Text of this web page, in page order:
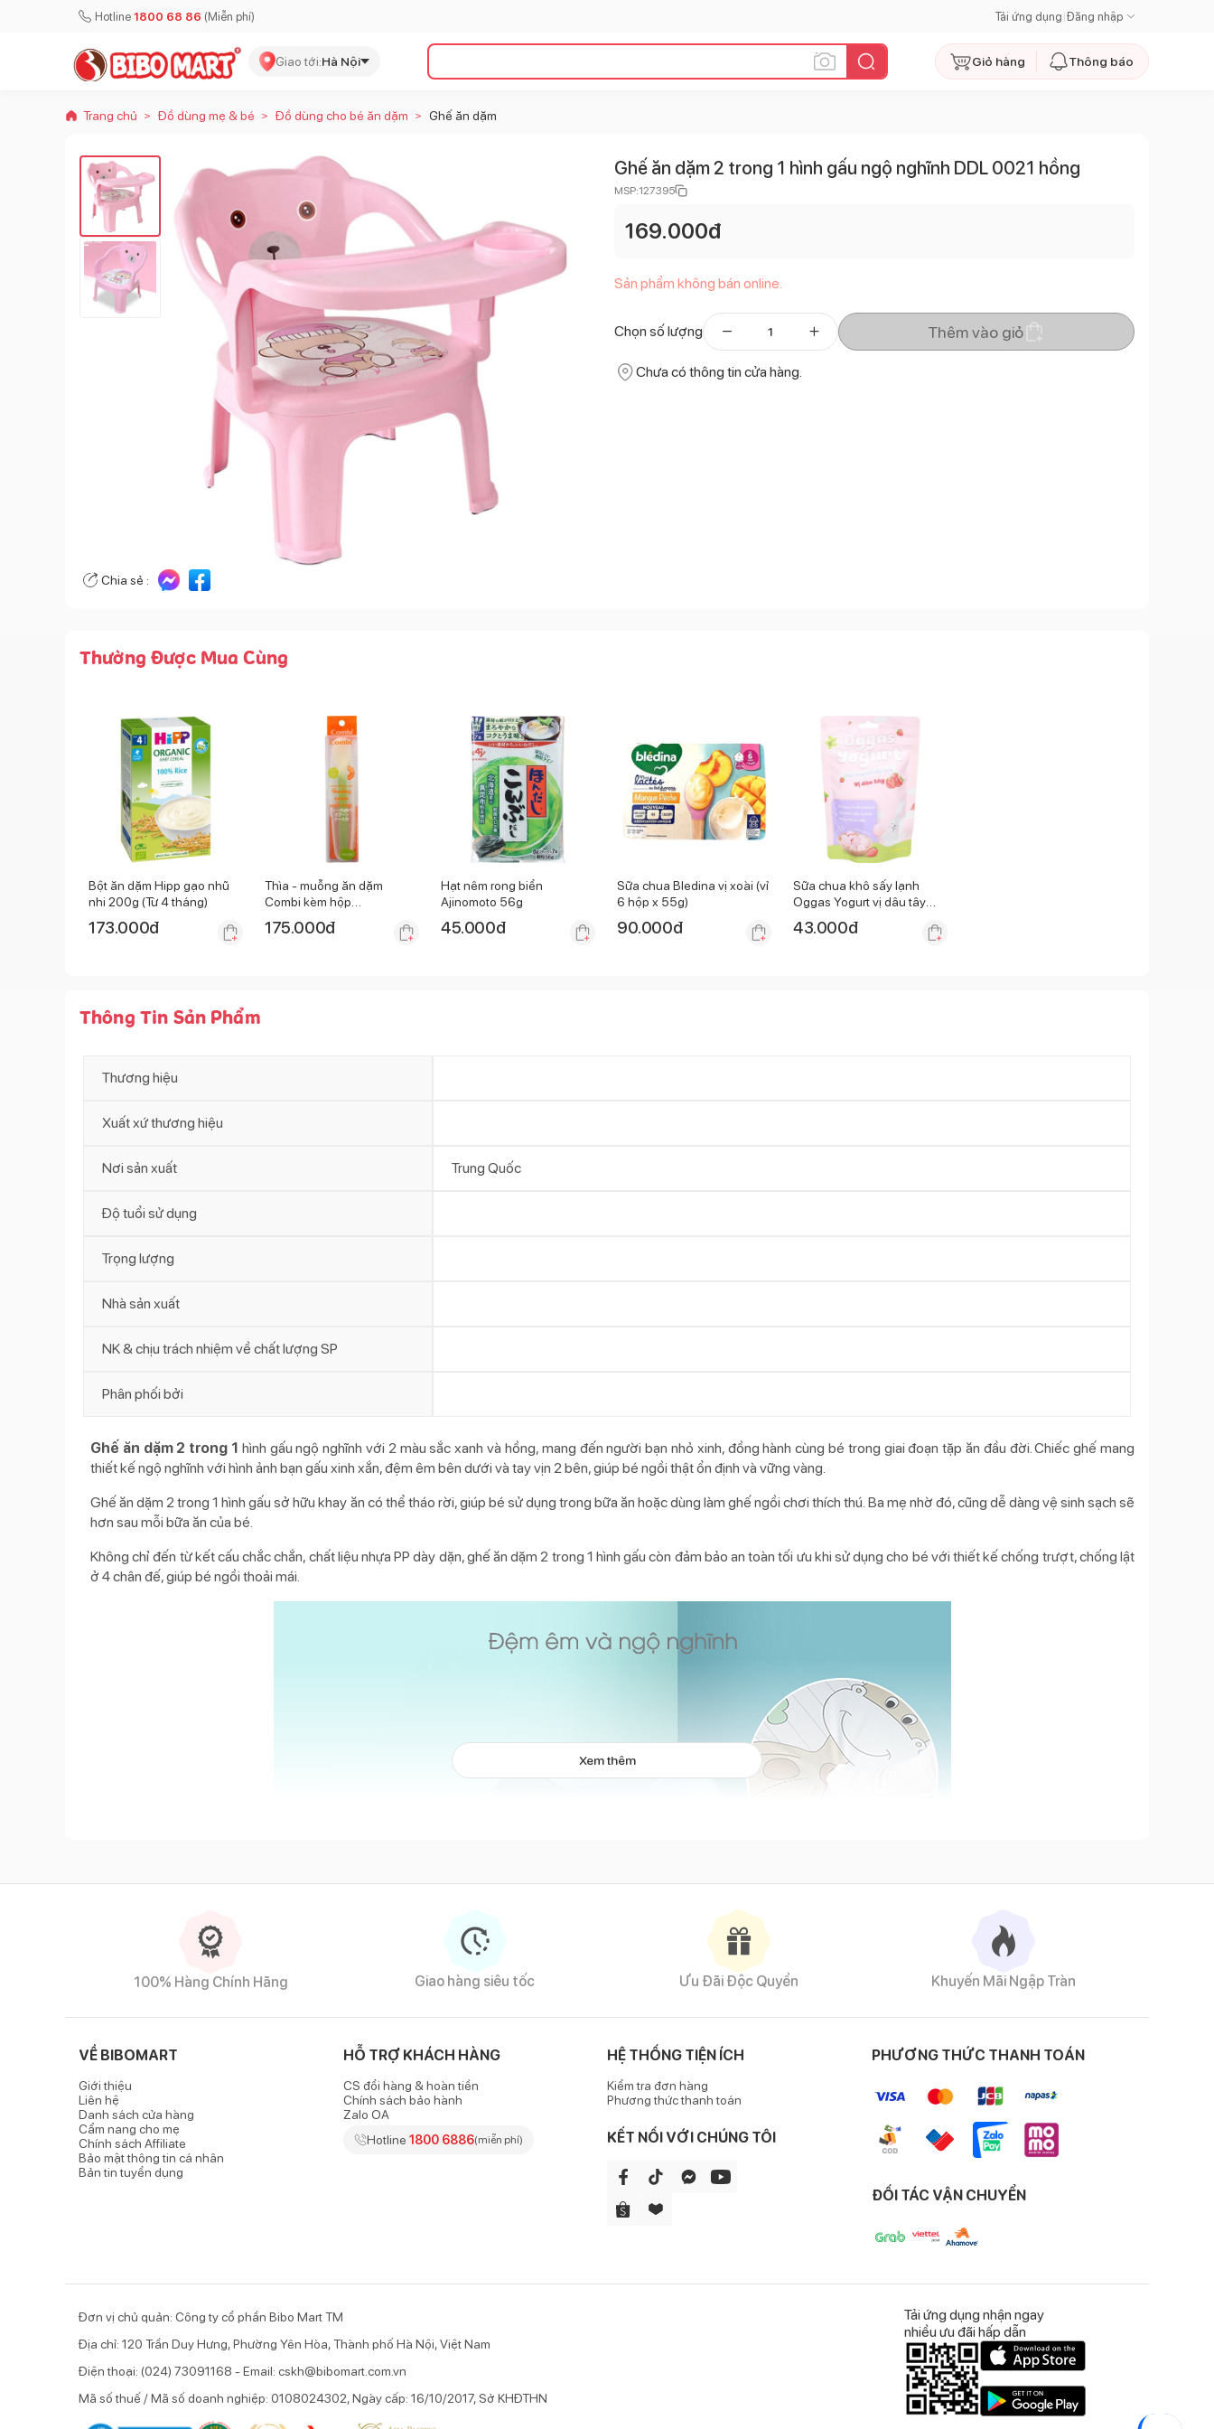
Hotline 1800 68 86 (Miễn phí) Tải ứng dụng Đăng nhập
Giao tới:Hà Nội Giỏ hàng Thông báo
Trang chủ > Đồ dùng mẹ & bé > Đồ dùng cho bé ăn dặm > Ghế ăn dặm
Chia sẻ :
Ghế ăn dặm 2 trong 1 hình gấu ngộ nghĩnh DDL 0021 hồng
MSP:127395
169.000đ
Sản phẩm không bán online.
Chọn số lượng Thêm vào giỏ
Chưa có thông tin cửa hàng.
Thường Được Mua Cùng
Bột ăn dặm Hipp gạo nhũ
nhi 200g (Từ 4 tháng)
173.000đ
Thìa - muỗng ăn dặm
Combi kèm hộp
175.000đ
Hạt nêm rong biển
Ajinomoto 56g
45.000đ
Sữa chua Bledina vị xoài (vỉ
6 hộp x 55g)
90.000đ
Sữa chua khô sấy lạnh
Oggas Yogurt vị dâu tây
43.000đ
Thông Tin Sản Phẩm
Thương hiệu
Xuất xứ thương hiệu
Nơi sản xuất Trung Quốc
Độ tuổi sử dụng
Trọng lượng
Nhà sản xuất
NK & chịu trách nhiệm về chất lượng SP
Phân phối bởi
Ghế ăn dặm 2 trong 1 hình gấu ngộ nghĩnh với 2 màu sắc xanh và hồng, mang đến người bạn nhỏ xinh, đồng hành cùng bé trong giai đoạn tặp ăn đầu đời. Chiếc ghế mang
thiết kế ngộ nghĩnh với hình ảnh bạn gấu xinh xắn, đệm êm bên dưới và tay vịn 2 bên, giúp bé ngồi thật ổn định và vững vàng.
Ghế ăn dặm 2 trong 1 hình gấu sở hữu khay ăn có thể tháo rời, giúp bé sử dụng trong bữa ăn hoặc dùng làm ghế ngồi chơi thích thú. Ba mẹ nhờ đó, cũng dễ dàng vệ sinh sạch sẽ
hơn sau mỗi bữa ăn của bé.
Không chỉ đến từ kết cấu chắc chắn, chất liệu nhựa PP dày dặn, ghế ăn dặm 2 trong 1 hình gấu còn đảm bảo an toàn tối ưu khi sử dụng cho bé với thiết kế chống trượt, chống lật
ở 4 chân đế, giúp bé ngồi thoải mái.
Xem thêm
100% Hàng Chính Hãng Giao hàng siêu tốc Ưu Đãi Độc Quyền Khuyến Mãi Ngập Tràn
VỀ BIBOMART
Giới thiệu
Liên hệ
Danh sách cửa hàng
Cẩm nang cho mẹ
Chính sách Affiliate
Bảo mật thông tin cá nhân
Bản tin tuyển dụng
HỖ TRỢ KHÁCH HÀNG
CS đổi hàng & hoàn tiền
Chính sách bảo hành
Zalo OA
Hotline 1800 6886(miễn phí)
HỆ THỐNG TIỆN ÍCH
Kiểm tra đơn hàng
Phương thức thanh toán
KẾT NỐI VỚI CHÚNG TÔI
PHƯƠNG THỨC THANH TOÁN
ĐỐI TÁC VẬN CHUYỂN
Đơn vị chủ quản: Công ty cổ phần Bibo Mart TM
Địa chỉ: 120 Trần Duy Hưng, Phường Yên Hòa, Thành phố Hà Nội, Việt Nam
Điện thoại: (024) 73091168 - Email: cskh@bibomart.com.vn
Mã số thuế / Mã số doanh nghiệp: 0108024302, Ngày cấp: 16/10/2017, Sở KHĐTHN
Tải ứng dụng nhận ngay
nhiều ưu đãi hấp dẫn